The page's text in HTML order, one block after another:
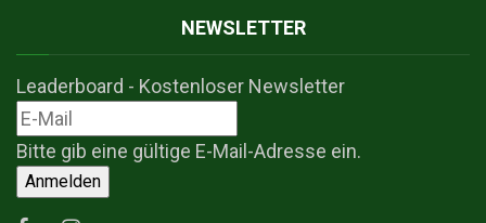
NEWSLETTER
Leaderboard - Kostenloser Newsletter
Bitte gib eine gültige E-Mail-Adresse ein.
Anmelden